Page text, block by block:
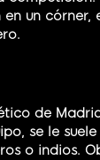
un córner,
de
se le
o indios.